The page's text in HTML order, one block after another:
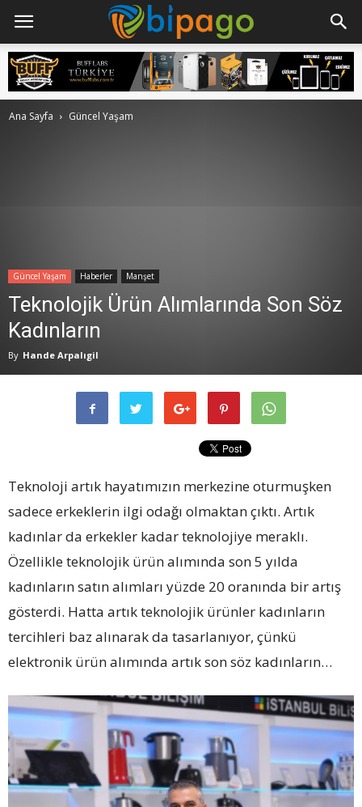
Ana Sayfa Güncel Yaşam
Güncel Yaşam Haberler Manşet
Teknolojik Ürün Alımlarında Son Söz
Kadınların
By Hande Arpalıgil
Teknoloji artık hayatımızın merkezine oturmuşken
sadece erkeklerin ilgi odağı olmaktan çıktı. Artık
kadınlar da erkekler kadar teknolojiye meraklı.
Özellikle teknolojik ürün alımında son 5 yılda
kadınların satın alımları yüzde 20 oranında bir artış
gösterdi. Hatta artık teknolojik ürünler kadınların
tercihleri baz alınarak da tasarlanıyor, çünkü
elektronik ürün alımında artık son söz kadınların…